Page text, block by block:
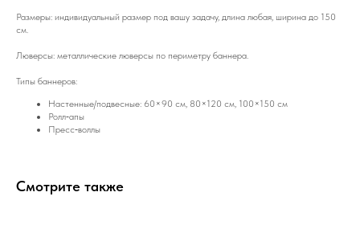
Размеры: индивидуальный размер под вашу задачу, длина любая, ширина до 150
см.
Люверсы: металлические люверсы по периметру баннера.
Типы баннеров:
Настенные/подвесные: 60×90 см, 80×120 см, 100×150 см
Ролл‑апы
Пресс‑воллы
Смотрите также